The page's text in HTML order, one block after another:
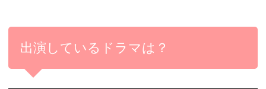
出演しているドラマは？